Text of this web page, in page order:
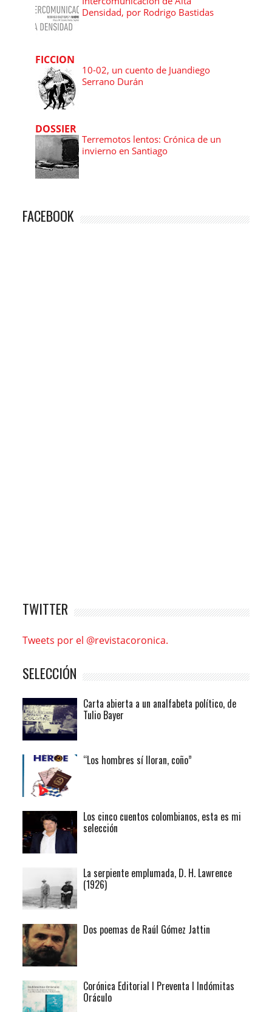
Densidad, por Rodrigo Bastidas
FICCION
10-02, un cuento de Juandiego
Serrano Durán
DOSSIER
Terremotos lentos: Crónica de un
invierno en Santiago
FACEBOOK
TWITTER
Tweets por el @revistacoronica.
SELECCIÓN
Carta abierta a un analfabeta político, de
Tulio Bayer
“Los hombres sí lloran, coño”
Los cinco cuentos colombianos, esta es mi
selección
La serpiente emplumada, D. H. Lawrence
(1926)
Dos poemas de Raúl Gómez Jattin
Corónica Editorial I Preventa I Indómitas
Oráculo